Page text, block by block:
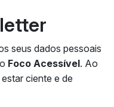
seus dados pessoais
Foco Acessível. Ao
ciente e de